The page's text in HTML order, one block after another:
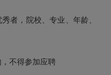
秀者，院校、专业、 年龄、
不得参加应聘